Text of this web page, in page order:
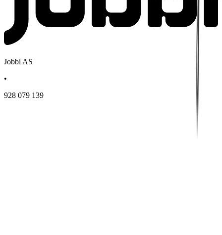
Jobbi AS
•
928 079 139